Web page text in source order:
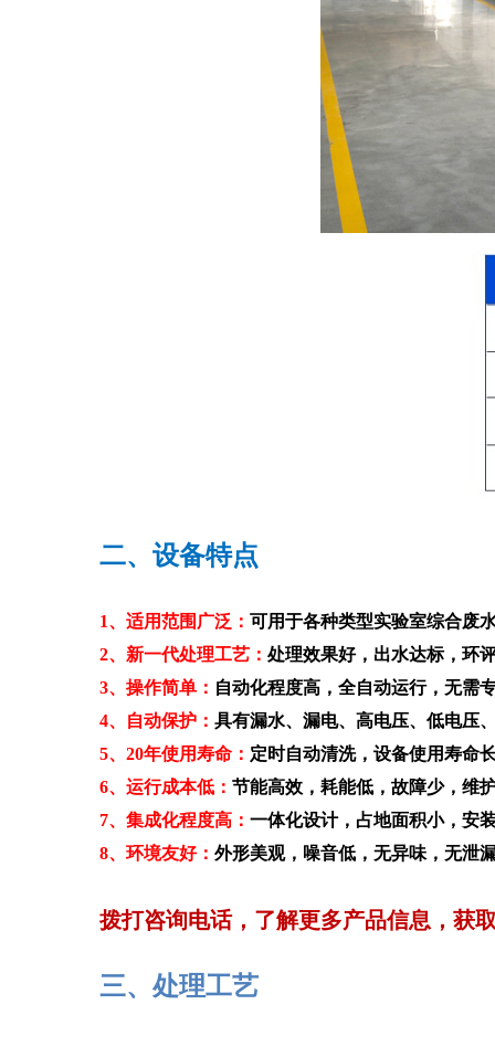
二、设备特点
1、适用范围广泛： 可用于各种类型实验室综合废
2、新一代处理工艺： 处理效果好，出水达标，环
3、 操作简单： 自动化程度高，全自动运行，无需
4、自动保护： 具有漏水、漏电、高电压、低电压
5、20年使用寿命： 定时自动清洗，设备使用寿命
6、运行成本低： 节能高效，耗能低，故障少，维
7、集成化程度高： 一体化设计，占地面积小，安
8、环境友好： 外形美观，噪音低，无异味，无泄
拨打咨询电话，了解更多产品信息，获
三、处理工艺